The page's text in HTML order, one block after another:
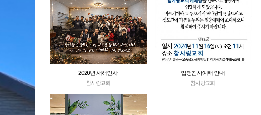
2026년 새해인사
참사랑교회
입당감사예배 안내
참사랑교회